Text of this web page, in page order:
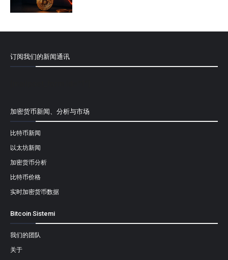
订阅我们的新闻通讯
加密货币新闻、分析与市场
比特币新闻
以太坊新闻
加密货币分析
比特币价格
实时加密货币数据
Bitcoin Sistemi
我们的团队
关于